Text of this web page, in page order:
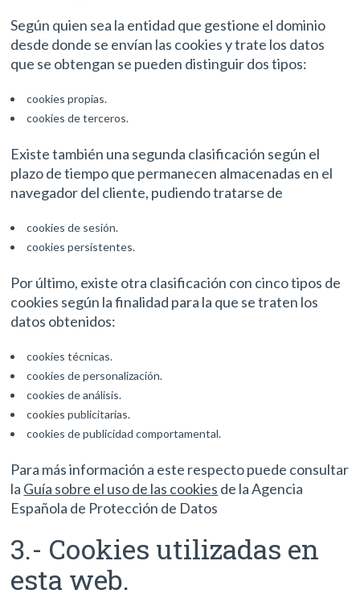
Según quien sea la entidad que gestione el dominio
desde donde se envían las cookies y trate los datos
que se obtengan se pueden distinguir dos tipos:
cookies propias.
cookies de terceros.
Existe también una segunda clasificación según el
plazo de tiempo que permanecen almacenadas en el
navegador del cliente, pudiendo tratarse de
cookies de sesión.
cookies persistentes.
Por último, existe otra clasificación con cinco tipos de
cookies según la finalidad para la que se traten los
datos obtenidos:
cookies técnicas.
cookies de personalización.
cookies de análisis.
cookies publicitarias.
cookies de publicidad comportamental.
Para más información a este respecto puede consultar
la Guía sobre el uso de las cookies de la Agencia
Española de Protección de Datos
3.- Cookies utilizadas en
esta web.